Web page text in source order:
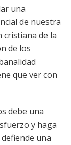
una
de nuestra
de la
de los
que ver con
debe una
y haga
una